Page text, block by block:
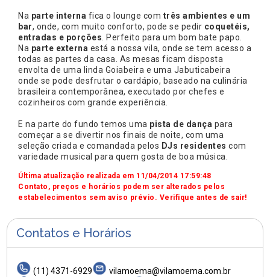
Na parte interna fica o lounge com três ambientes e um
bar, onde, com muito conforto, pode se pedir coquetéis,
entradas e porções. Perfeito para um bom bate papo.
Na parte externa está a nossa vila, onde se tem acesso a
todas as partes da casa. As mesas ficam disposta
envolta de uma linda Goiabeira e uma Jabuticabeira
onde se pode desfrutar o cardápio, baseado na culinária
brasileira contemporânea, executado por chefes e
cozinheiros com grande experiência.
E na parte do fundo temos uma pista de dança para
começar a se divertir nos finais de noite, com uma
seleção criada e comandada pelos DJs residentes com
variedade musical para quem gosta de boa música.
Última atualização realizada em 11/04/2014 17:59:48
Contato, preços e horários podem ser alterados pelos
estabelecimentos sem aviso prévio. Verifique antes de sair!
Contatos e Horários
(11) 4371-6929
vilamoema@vilamoema.com.br